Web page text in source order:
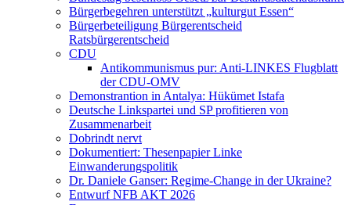
Bürgerbegehren unterstützt „kulturgut Essen“
Bürgerbeteiligung Bürgerentscheid
Ratsbürgerentscheid
CDU
Antikommunismus pur: Anti-LINKES Flugblatt
der CDU-OMV
Demonstrantion in Antalya: Hükümet Istafa
Deutsche Linkspartei und SP profitieren von
Zusammenarbeit
Dobrindt nervt
Dokumentiert: Thesenpapier Linke
Einwanderungspolitik
Dr. Daniele Ganser: Regime-Change in der Ukraine?
Entwurf NFB AKT 2026